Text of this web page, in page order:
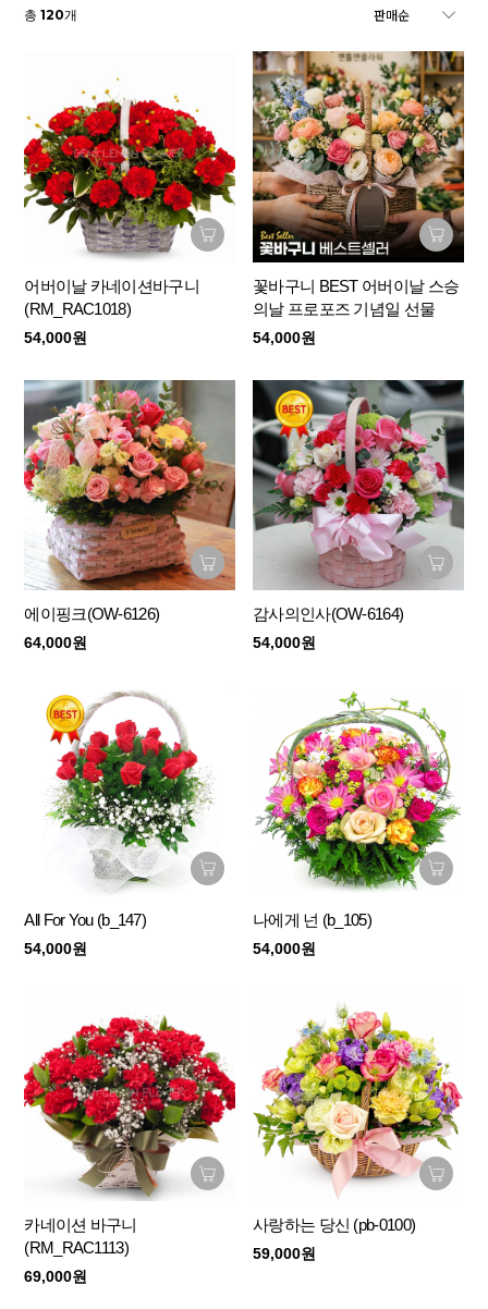
총120개
어버이날 카네이션바구니
(RM_RAC1018)
54,000원
꽃바구니 BEST 어버이날 스승
의날 프로포즈 기념일 선물
54,000원
에이핑크(OW-6126)
64,000원
감사의인사(OW-6164)
54,000원
All For You (b_147)
54,000원
나에게 넌 (b_105)
54,000원
카네이션 바구니
(RM_RAC1113)
69,000원
사랑하는 당신 (pb-0100)
59,000원